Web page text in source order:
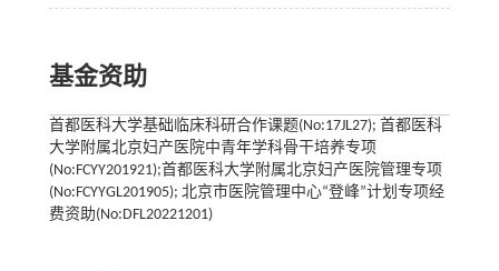
基金资助
首都医科大学基础临床科研合作课题(No:17JL27); 首都医科
大学附属北京妇产医院中青年学科骨干培养专项
(No:FCYY201921);首都医科大学附属北京妇产医院管理专项
(No:FCYYGL201905); 北京市医院管理中心“登峰”计划专项经
费资助(No:DFL20221201)